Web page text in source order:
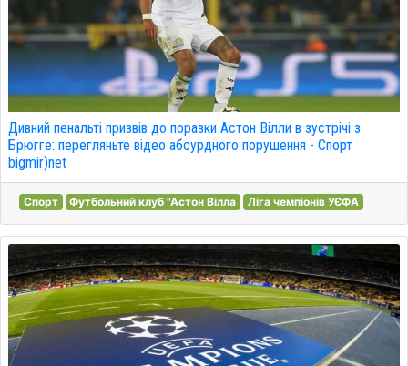
Дивний пенальті призвів до поразки Астон Вілли в зустрічі з
Брюгге: перегляньте відео абсурдного порушення - Спорт
bigmir)net
Спорт Футбольний клуб "Астон Вілла Ліга чемпіонів УЄФА